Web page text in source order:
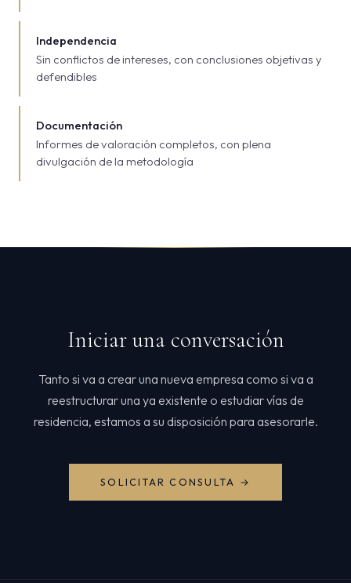
Independencia
Sin conflictos de intereses, con conclusiones objetivas y
defendibles
Documentación
Informes de valoración completos, con plena
divulgación de la metodología
Iniciar una conversación
Tanto si va a crear una nueva empresa como si va a
reestructurar una ya existente o estudiar vías de
residencia, estamos a su disposición para asesorarle.
SOLICITAR CONSULTA →